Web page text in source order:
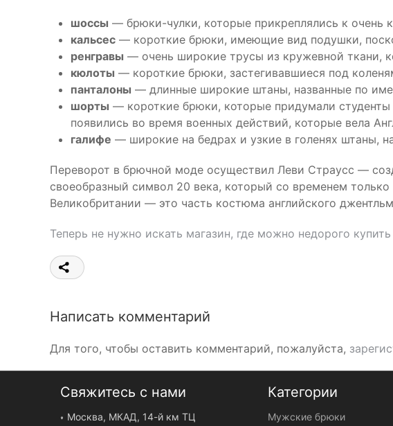
шоссы — брюки-чулки, которые прикреплялись к
кальсес — короткие брюки, имеющие вид подушки,
ренгравы — очень широкие трусы из кружевной ткани,
кюлоты — короткие брюки, застегивавшиеся под
панталоны — длинные широкие штаны, названные по
шорты — короткие брюки, которые придумали
появились во время военных действий, которые вела
галифе — широкие на бедрах и узкие в голенях штаны,
Переворот в брючной моде осуществил Леви Страусс —
своеобразный символ 20 века, который со временем
Великобритании — это часть костюма английского
Теперь не нужно искать магазин, где можно недорого
Написать комментарий
Для того, чтобы оставить комментарий, пожалуйста,
Свяжитесь с нами
Москва, МКАД, 14-й км ТЦ
Категории
Мужские брюки